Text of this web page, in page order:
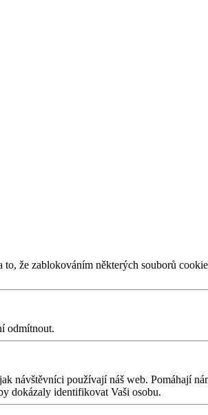
že zablokováním některých souborů
odmítnout.
návštěvníci používají náš web. Pomáhají
dokázaly identifikovat Vaši osobu.